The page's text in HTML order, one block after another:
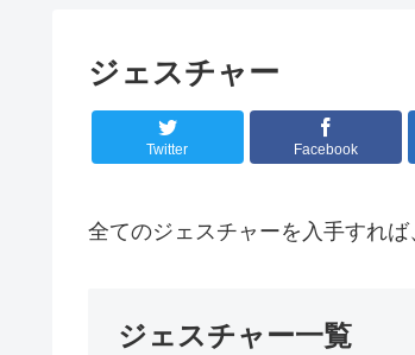
ジェスチャー
Twitter Facebook
全てのジェスチャーを入手すれ
ジェスチャー一覧